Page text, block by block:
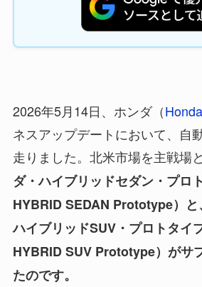
2026年5月14日、ホンダ（Honda
ネスアップデートにおいて、自
走りました。北米市場を主戦場
ダ・ハイブリッドセダン・プロ
HYBRID SEDAN Prototype）と
ハイブリッドSUV・プロトタイ
HYBRID SUV Prototype）がサ
たのです。